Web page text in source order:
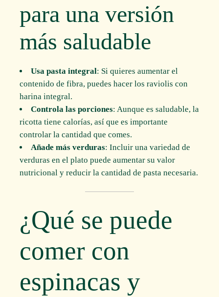
para una versión
más saludable
Usa pasta integral: Si quieres aumentar el
contenido de fibra, puedes hacer los raviolis con
harina integral.
Controla las porciones: Aunque es saludable, la
ricotta tiene calorías, así que es importante
controlar la cantidad que comes.
Añade más verduras: Incluir una variedad de
verduras en el plato puede aumentar su valor
nutricional y reducir la cantidad de pasta necesaria.
¿Qué se puede
comer con
espinacas y